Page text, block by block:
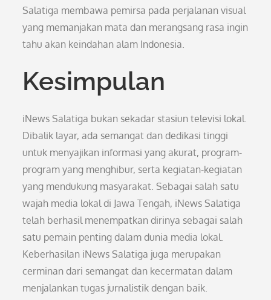
Salatiga membawa pemirsa pada perjalanan visual
yang memanjakan mata dan merangsang rasa ingin
tahu akan keindahan alam Indonesia.
Kesimpulan
iNews Salatiga bukan sekadar stasiun televisi lokal.
Dibalik layar, ada semangat dan dedikasi tinggi
untuk menyajikan informasi yang akurat, program-
program yang menghibur, serta kegiatan-kegiatan
yang mendukung masyarakat. Sebagai salah satu
wajah media lokal di Jawa Tengah, iNews Salatiga
telah berhasil menempatkan dirinya sebagai salah
satu pemain penting dalam dunia media lokal.
Keberhasilan iNews Salatiga juga merupakan
cerminan dari semangat dan kecermatan dalam
menjalankan tugas jurnalistik dengan baik.